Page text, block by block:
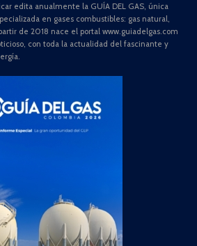
edita anualmente la GUÍA DEL GAS, única
en gases combustibles: gas natural,
de 2018 nace el portal www.guiadelgas.com
con toda la actualidad del fascinante y